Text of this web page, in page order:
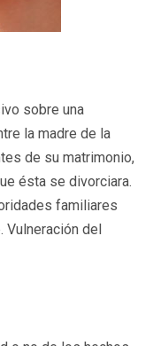
sobre una
la madre de la
de su matrimonio,
ésta se divorciara.
familiares
Vulneración del